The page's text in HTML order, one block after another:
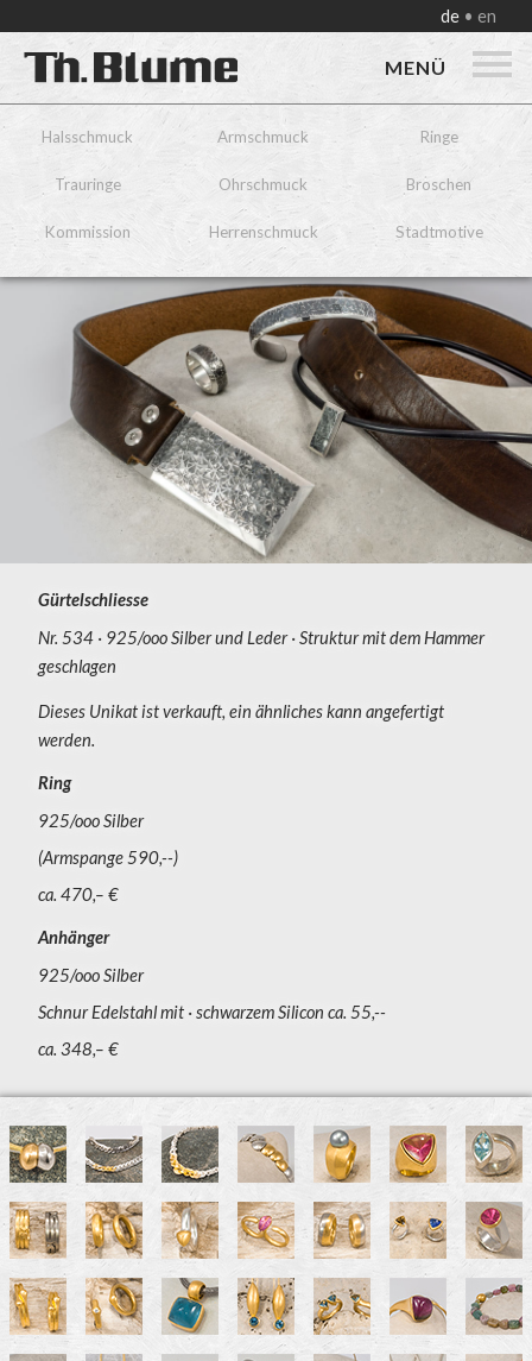
de en
MENÜ
Halsschmuck Armschmuck Ringe
Trauringe Ohrschmuck Broschen
Kommission Herrenschmuck Stadtmotive
Gürtelschliesse
Nr. 534
925/ooo Silber und Leder Struktur mit dem Hammer
geschlagen
Dieses Unikat ist verkauft, ein ähnliches kann angefertigt
werden.
Ring
925/ooo Silber
(Armspange 590,--)
ca. 470,– €
Anhänger
925/ooo Silber
Schnur Edelstahl mit schwarzem Silicon ca. 55,--
ca. 348,– €